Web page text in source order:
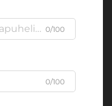
0/100
0/100